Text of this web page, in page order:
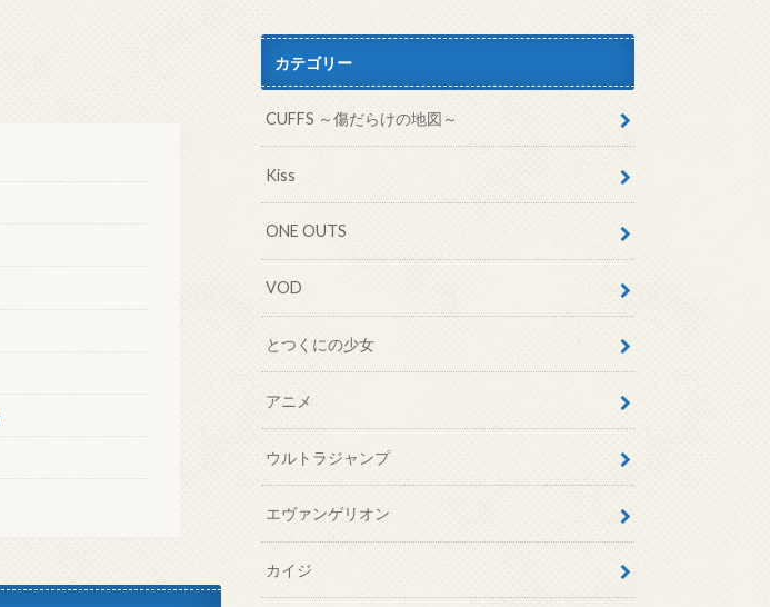
カテゴリー
CUFFS ～傷だらけの地図～
Kiss
ONE OUTS
VOD
とつくにの少女
アニメ
ウルトラジャンプ
エヴァンゲリオン
カイジ